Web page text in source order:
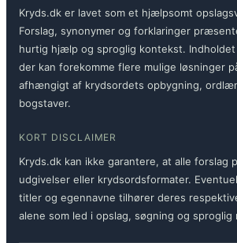
Kryds.dk er lavet som et hjælpsomt
Forslag, synonymer og forklaringer
hurtig hjælp og sproglig kontekst.
der kan forekomme flere mulige løsninger
afhængigt af krydsordets opbygning,
bogstaver.
KORT DISCLAIMER
Kryds.dk kan ikke garantere, at alle forslag
udgivelser eller krydsordsformater.
titler og egennavne tilhører deres
alene som led i opslag, søgning og sproglig